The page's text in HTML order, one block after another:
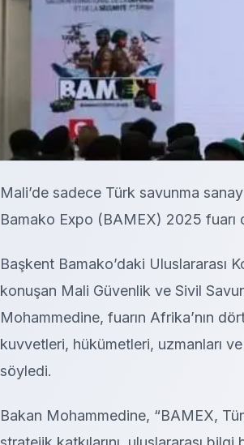
Mali’de sadece Türk savunma
Bamako Expo (BAMEX) 2025 fuarı
Başkent Bamako’daki Uluslararası
konuşan Mali Güvenlik ve Sivil
Mohammedine, fuarın Afrika’nın
kuvvetleri, hükümetleri, uzmanları
söyledi.
Bakan Mohammedine, “BAMEX,